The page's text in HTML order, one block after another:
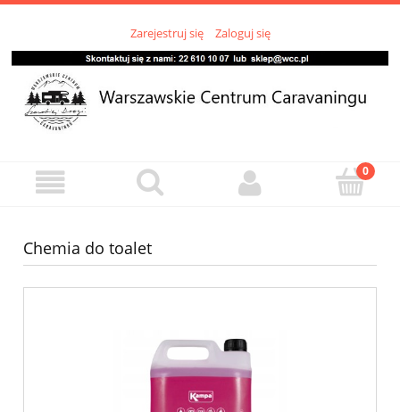
Zarejestruj się Zaloguj się
Chemia do toalet